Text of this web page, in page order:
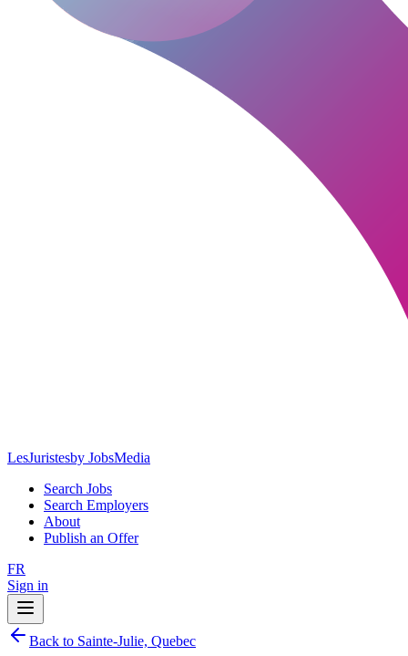
LesJuristesby JobsMedia
Search Jobs
Search Employers
About
Publish an Offer
FR
Sign in
Back to Sainte-Julie, Quebec